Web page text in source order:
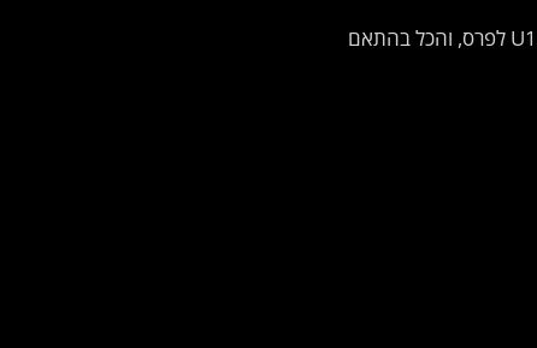
5.4 . זוכה שלא יצור קשר ו/או לא ימסור את פרטיו לצורך חלוקת הפרס בתוך 3 ימים ממועד ההודעה על זכייתו, עשוי לאבד את זכאותו U1500 לפרס, והכל בהתאם